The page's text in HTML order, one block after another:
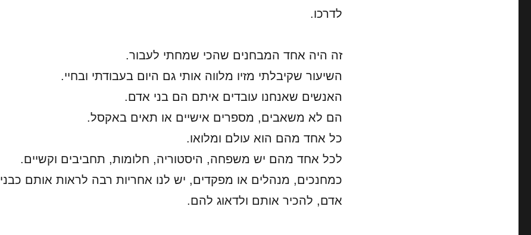
לדרכו.
זה היה אחד המבחנים שהכי שמחתי לעבור.
השיעור שקיבלתי מזיו מלווה אותי גם היום בעבודתי ובחיי.
האנשים שאנחנו עובדים איתם הם בני אדם.
הם לא משאבים, מספרים אישיים או תאים באקסל.
כל אחד מהם הוא עולם ומלואו.
לכל אחד מהם יש משפחה, היסטוריה, חלומות, תחביבים וקשיים.
כמחנכים, מנהלים או מפקדים, יש לנו אחריות רבה לראות אותם כבני
אדם, להכיר אותם ולדאוג להם.